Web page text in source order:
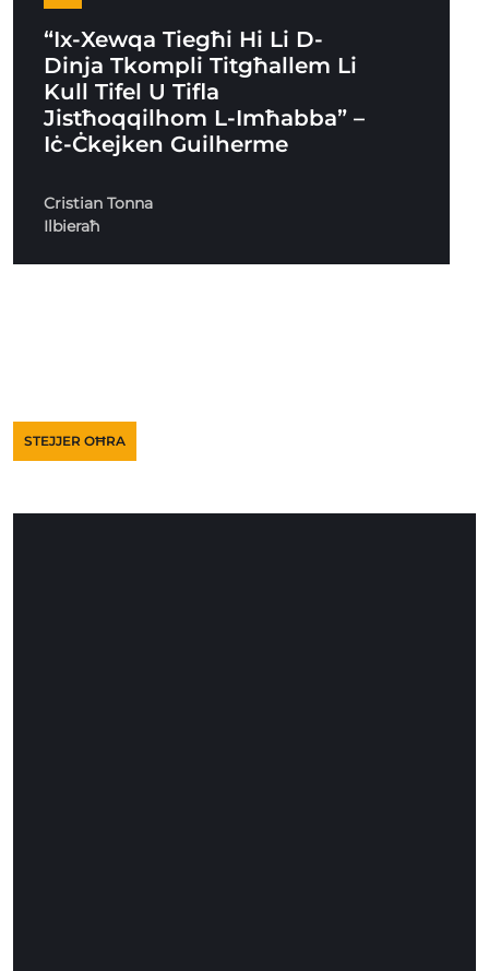
“Ix-Xewqa Tiegħi Hi Li D-
Dinja Tkompli Titgħallem Li
Kull Tifel U Tifla
Jistħoqqilhom L-Imħabba” –
Iċ-Ċkejken Guilherme
Cristian Tonna
Ilbieraħ
STEJJER OĦRA